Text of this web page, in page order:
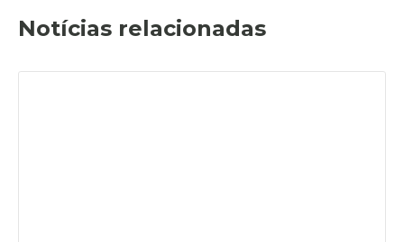
Notícias relacionadas